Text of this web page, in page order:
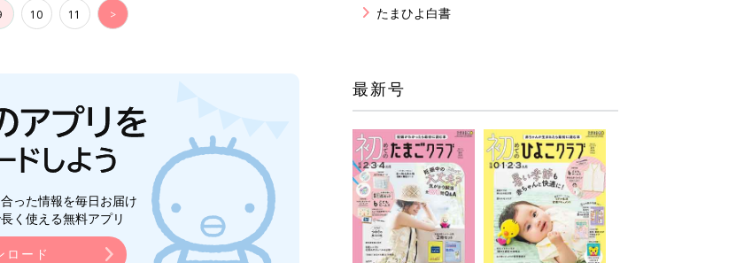
10 11 >
った情報を毎日お届け
く使える無料アプリ
ロード
たまひよ白書
最新号